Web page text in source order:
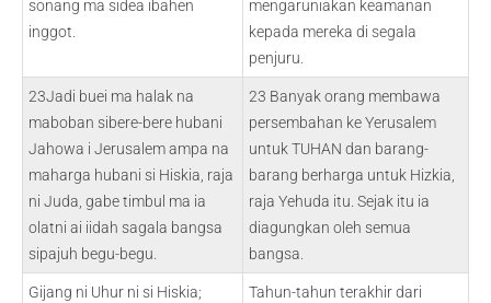
sonang ma sidea ibahen
inggot.
mengaruniakan keamanan
kepada mereka di segala
penjuru.
23Jadi buei ma halak na
maboban sibere-bere hubani
Jahowa i Jerusalem ampa na
maharga hubani si Hiskia, raja
ni Juda, gabe timbul ma ia
olatni ai iidah sagala bangsa
sipajuh begu-begu.
23 Banyak orang membawa
persembahan ke Yerusalem
untuk TUHAN dan barang-
barang berharga untuk Hizkia,
raja Yehuda itu. Sejak itu ia
diagungkan oleh semua
bangsa.
Gijang ni Uhur ni si Hiskia;
Tahun-tahun terakhir dari